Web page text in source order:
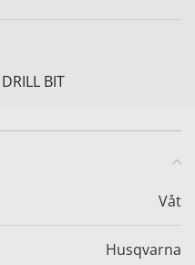
DRILL BIT
Våt
Husqvarna